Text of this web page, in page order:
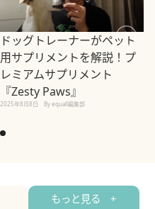
ドッグトレーナーがペット
用サプリメントを解説！プ
レミアムサプリメント
『Zesty Paws』
2025年8月8日 By equall編集部
もっと見る +